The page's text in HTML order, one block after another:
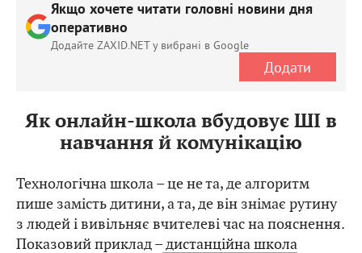
Якщо хочете читати головні новини дня
оперативно
Додайте ZAXID.NET у вибрані в Google
Додати
Як онлайн-школа вбудовує ШІ в
навчання й комунікацію
Технологічна школа – це не та, де алгоритм
пише замість дитини, а та, де він знімає рутину
з людей і вивільняє вчителеві час на пояснення.
Показовий приклад –дистанційна школа